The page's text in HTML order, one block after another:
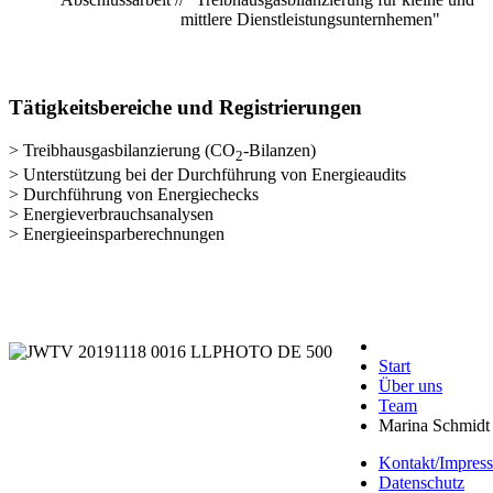
mittlere Dienstleistungsunternhemen"
Tätigkeitsbereiche und Registrierungen
> Treibhausgasbilanzierung (CO2-Bilanzen)
> Unterstützung bei der Durchführung von Energieaudits
> Durchführung von Energiechecks
> Energieverbrauchsanalysen
> Energieeinsparberechnungen
Start
Über uns
Team
Marina Schmidt
Kontakt/
Datenschutz